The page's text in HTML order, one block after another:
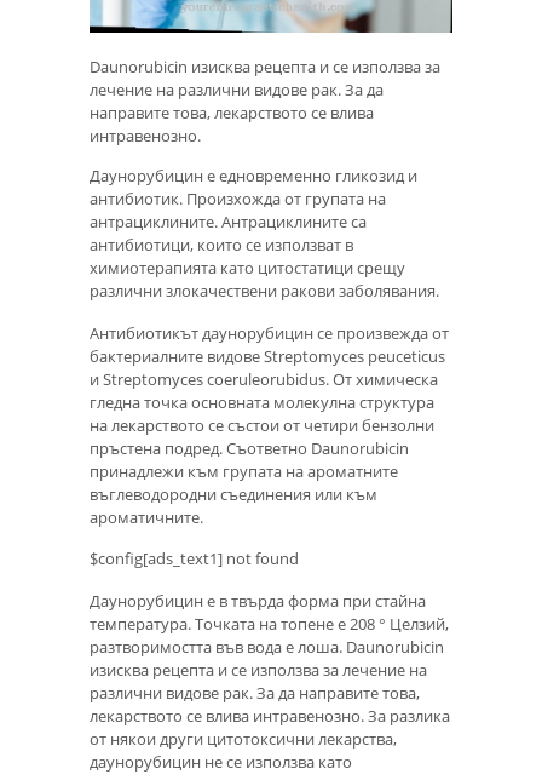
Daunorubicin изисква рецепта и се използва за
лечение на различни видове рак. За да
направите това, лекарството се влива
интравенозно.
Даунорубицин е едновременно гликозид и
антибиотик. Произхожда от групата на
антрациклините. Антрациклините са
антибиотици, които се използват в
химиотерапията като цитостатици срещу
различни злокачествени ракови заболявания.
Антибиотикът даунорубицин се произвежда от
бактериалните видове Streptomyces peuceticus
и Streptomyces coeruleorubidus. От химическа
гледна точка основната молекулна структура
на лекарството се състои от четири бензолни
пръстена подред. Съответно Daunorubicin
принадлежи към групата на ароматните
въглеводородни съединения или към
ароматичните.
$config[ads_text1] not found
Даунорубицин е в твърда форма при стайна
температура. Точката на топене е 208 ° Целзий,
разтворимостта във вода е лоша. Daunorubicin
изисква рецепта и се използва за лечение на
различни видове рак. За да направите това,
лекарството се влива интравенозно. За разлика
от някои други цитотоксични лекарства,
даунорубицин не се използва като